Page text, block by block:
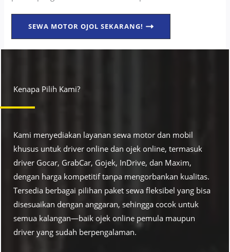
SEWA MOTOR OJOL SEKARANG!
Kenapa Pilih Kami?
Kami menyediakan layanan sewa motor dan mobil
khusus untuk driver online dan ojek online, termasuk
driver Gocar, GrabCar, Gojek, InDrive, dan Maxim,
dengan harga kompetitif tanpa mengorbankan kualitas.
Tersedia berbagai pilihan paket sewa fleksibel yang bisa
disesuaikan dengan anggaran, sehingga cocok untuk
semua kalangan—baik ojek online pemula maupun
driver yang sudah berpengalaman.